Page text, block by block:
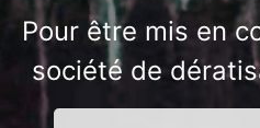
Pour être mis en
société de